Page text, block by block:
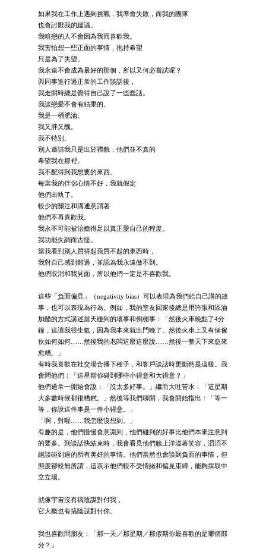
如果我在工作上遇到挑戰，我準會失敗，而我的團隊
也會討厭我的建議。
我暗戀的人不會因為我而喜歡我。
我害怕想一些正面的事情，抱持希望
只是為了失望。
我永遠不會成為最好的那個，所以又何必嘗試呢？
與同事進行過正常的工作談話後，
我走開時總是覺得自己說了一些蠢話。
我談戀愛不會有結果的。
我是一桶肥油。
我又胖又醜。
我不特別。
別人邀請我只是出於禮貌，他們並不真的
希望我在那裡。
我不配得到我想要的東西。
每當我的伴侶心情不好，我就假定
他們出軌了。
較少的關注和溝通意謂著
他們不再喜歡我。
我永不可能被治癒得足以真正愛自己的程度。
我功能失調而古怪。
當我看到別人買得起我買不起的東西時，
我對自己感到難過，並認為我永遠做不到。
他們取消和我見面，所以他們一定是不喜歡我。
這些「負面偏見」（negativity bias）可以表現為我們給自己講的故
事，也可以表現為行為。例如，我的室友回家後總是用誇張和添油
加醋的方式講述當天碰到的壞事和倒楣事：「然後火車晚點了4分
鐘，這讓我很生氣，因為我本來就出門晚了。然後火車上又有個傢
伙如何如何……然後我的老闆這麼這麼說……然後一整天下來愈來
愈糟。」
有時我喜歡在社交場合播下種子，和客戶談話時更斷然是這樣。我
會問他們：「這星期你碰到哪些小得意和大得意？」
他們通常一開始會說：「沒太多好事。」繼而大吐苦水：「這星期
大多數時候都很糟糕。」然後等我們聊開，我會開始指出：「等一
等，你說這件事是一件小得意。」
「啊，對喔……我怎麼沒想到。」
有趣的是，他們慢慢會意識到，他們碰到的好事比他們本來注意到
的要多。到談話快結束時，我會看見他們臉上洋溢著笑容，滔滔不
絕談碰到過的所有美好的事情。他們當然也會談到負面的事情，但
態度卻較無所謂，這表示他們較不受情緒和偏見束縛，能夠採取中
立立場。
就像宇宙沒有搞陰謀對付我，
它大概也有搞陰謀對付你。
我也喜歡問朋友：「那一天／那星期／那假期你最喜歡的是哪個部
分？」